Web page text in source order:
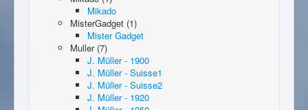
Mikado
MisterGadget (1)
Mister Gadget
Muller (7)
J. Müller - 1900
J. Müller - Suisse1
J. Müller - Suisse2
J. Müller - 1920